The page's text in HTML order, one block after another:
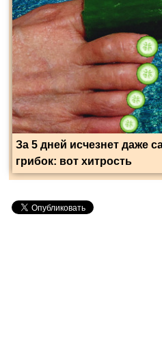
За 5 дней исчезнет даже
грибок: вот хитрость